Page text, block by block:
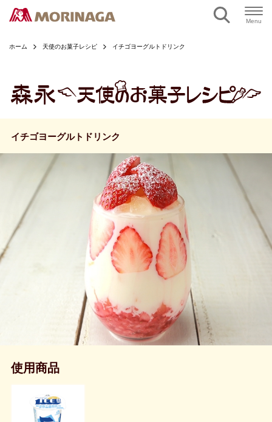
Menu
ホーム 天使のお菓子レシピ イチゴヨーグルトドリンク
イチゴヨーグルトドリンク
使用商品